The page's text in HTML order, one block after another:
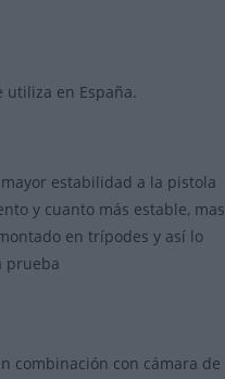
utiliza en España.
estabilidad a la pistola
y cuanto más estable, mas
en trípodes y así lo
prueba
combinación con cámara de